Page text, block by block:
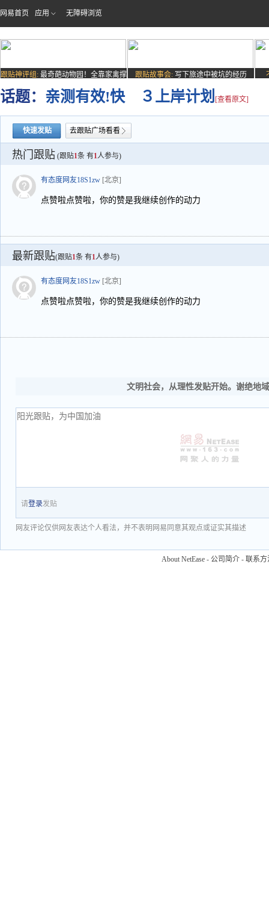
网易首页 应用 无障碍浏览
跟贴神评组: 最奇葩动物园！全靠家禽撑
场子
跟贴故事会: 写下旅途中被坑的经历
话题： 亲测有效!快 ３上岸计划 [查看原文]
快速发贴 去跟贴广场看看
热门跟贴 (跟贴1条 有1人参与)
有态度网友18S1zw [北京]
点赞啦点赞啦，你的赞是我继续创作的动力
最新跟贴(跟贴1条 有1人参与)
有态度网友18S1zw [北京]
点赞啦点赞啦，你的赞是我继续创作的动力
文明社会，从理性发贴开始。谢绝地
请登录发贴
网友评论仅供网友表达个人看法，并不表明网易同意其观点或证实其描述
About NetEase - 公司简介 - 联系方